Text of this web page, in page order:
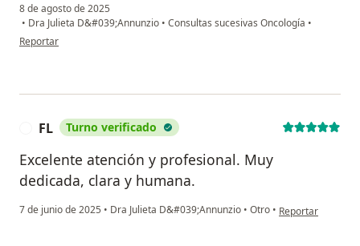
8 de agosto de 2025
• Dra Julieta D&#039;Annunzio • Consultas sucesivas Oncología •
en opinión del usuario Monita
Reportar
FL Turno verificado
Excelente atención y profesional. Muy
dedicada, clara y humana.
7 de junio de 2025 • Dra Julieta D&#039;Annunzio • Otro • en opinión del
Reportar